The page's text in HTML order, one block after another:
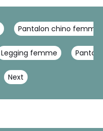
Pantalon chino femme
Legging femme
Next